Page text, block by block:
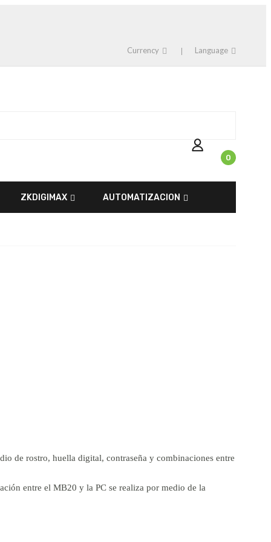
Currency Language
0
ZKDIGIMAX AUTOMATIZACION
de rostro, huella digital, contraseña y combinaciones entre
entre el MB20 y la PC se realiza por medio de la